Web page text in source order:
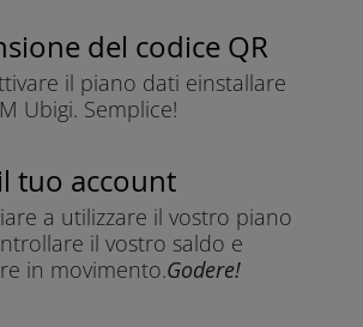
del codice QR
il piano dati einstallare
Ubigi. Semplice!
tuo account
a utilizzare il vostro piano
il vostro saldo e
in movimento.Godere!